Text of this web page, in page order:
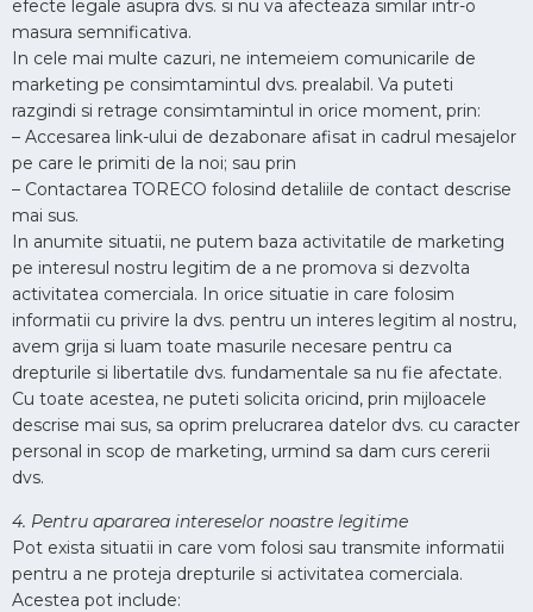
efecte legale asupra dvs. si nu va afecteaza similar intr-o
masura semnificativa.
In cele mai multe cazuri, ne intemeiem comunicarile de
marketing pe consimtamintul dvs. prealabil. Va puteti
razgindi si retrage consimtamintul in orice moment, prin:
– Accesarea link-ului de dezabonare afisat in cadrul mesajelor
pe care le primiti de la noi; sau prin
– Contactarea TORECO folosind detaliile de contact descrise
mai sus.
In anumite situatii, ne putem baza activitatile de marketing
pe interesul nostru legitim de a ne promova si dezvolta
activitatea comerciala. In orice situatie in care folosim
informatii cu privire la dvs. pentru un interes legitim al nostru,
avem grija si luam toate masurile necesare pentru ca
drepturile si libertatile dvs. fundamentale sa nu fie afectate.
Cu toate acestea, ne puteti solicita oricind, prin mijloacele
descrise mai sus, sa oprim prelucrarea datelor dvs. cu caracter
personal in scop de marketing, urmind sa dam curs cererii
dvs.
4. Pentru apararea intereselor noastre legitime
Pot exista situatii in care vom folosi sau transmite informatii
pentru a ne proteja drepturile si activitatea comerciala.
Acestea pot include: